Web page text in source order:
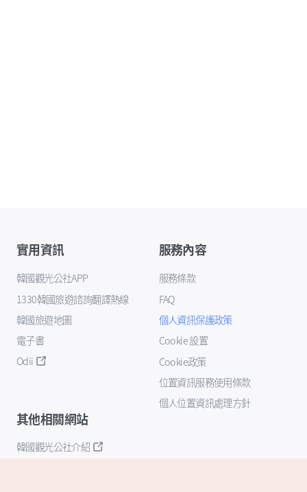
實用資訊
韓國觀光公社APP
1330韓國旅遊諮詢翻譯熱線
韓國旅遊地圖
電子書
Odii
服務內容
服務條款
FAQ
個人資訊保護政策
Cookie 設置
Cookie政策
位置資訊服務使用條款
個人位置資訊處理方針
其他相關網站
韓國觀光公社介紹